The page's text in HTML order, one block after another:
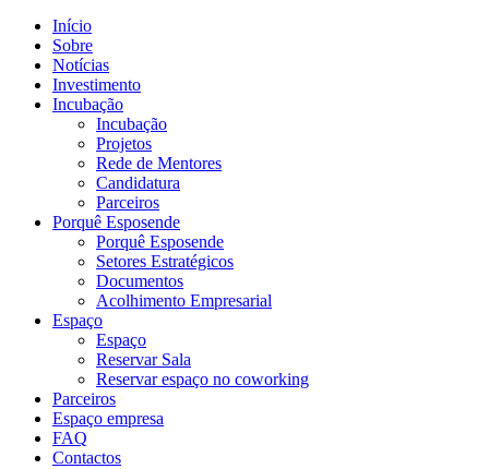
Início
Sobre
Notícias
Investimento
Incubação
Incubação
Projetos
Rede de Mentores
Candidatura
Parceiros
Porquê Esposende
Porquê Esposende
Setores Estratégicos
Documentos
Acolhimento Empresarial
Espaço
Espaço
Reservar Sala
Reservar espaço no coworking
Parceiros
Espaço empresa
FAQ
Contactos